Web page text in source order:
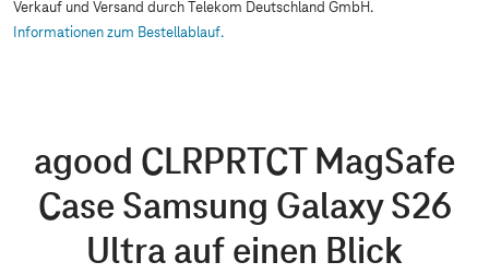
Verkauf und Versand durch Telekom Deutschland GmbH.
Informationen zum Bestellablauf.
agood CLRPRTCT MagSafe
Case Samsung Galaxy S26
Ultra auf einen Blick